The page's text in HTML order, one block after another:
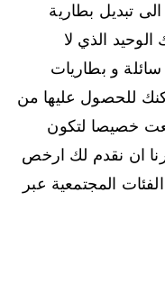
تبديل بطارية
الذي لا
و بطاريات
احدث موديلات ال2020 يمكنك للحصول عليها من
خصيصا لتكون
ان نقدم لك ارخص
المجتمعية عبر